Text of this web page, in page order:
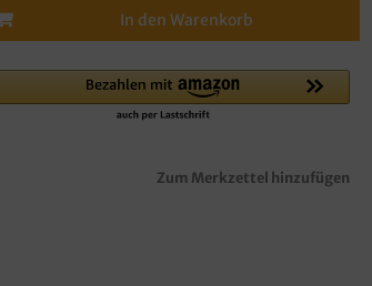
In den Warenkorb
Zum Merkzettel hinzufügen